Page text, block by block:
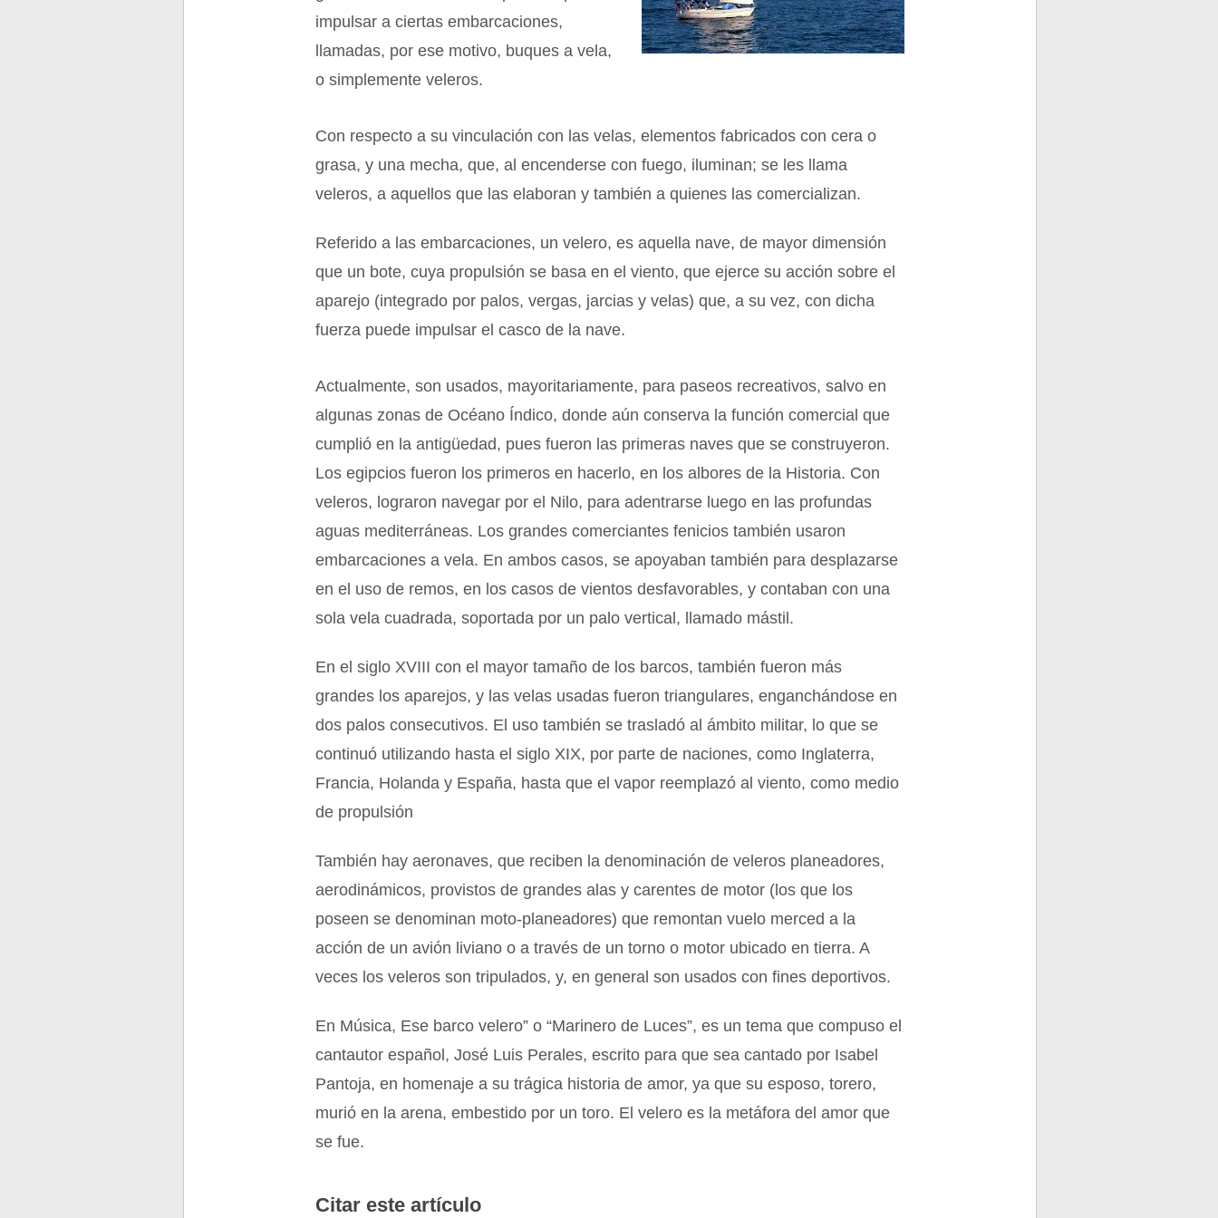
impulsar a ciertas embarcaciones,
llamadas, por ese motivo, buques a vela,
o simplemente veleros.
Con respecto a su vinculación con las velas, elementos fabricados con cera o
grasa, y una mecha, que, al encenderse con fuego, iluminan; se les llama
veleros, a aquellos que las elaboran y también a quienes las comercializan.
Referido a las embarcaciones, un velero, es aquella nave, de mayor dimensión
que un bote, cuya propulsión se basa en el viento, que ejerce su acción sobre el
aparejo (integrado por palos, vergas, jarcias y velas) que, a su vez, con dicha
fuerza puede impulsar el casco de la nave.
Actualmente, son usados, mayoritariamente, para paseos recreativos, salvo en
algunas zonas de Océano Índico, donde aún conserva la función comercial que
cumplió en la antigüedad, pues fueron las primeras naves que se construyeron.
Los egipcios fueron los primeros en hacerlo, en los albores de la Historia. Con
veleros, lograron navegar por el Nilo, para adentrarse luego en las profundas
aguas mediterráneas. Los grandes comerciantes fenicios también usaron
embarcaciones a vela. En ambos casos, se apoyaban también para desplazarse
en el uso de remos, en los casos de vientos desfavorables, y contaban con una
sola vela cuadrada, soportada por un palo vertical, llamado mástil.
En el siglo XVIII con el mayor tamaño de los barcos, también fueron más
grandes los aparejos, y las velas usadas fueron triangulares, enganchándose en
dos palos consecutivos. El uso también se trasladó al ámbito militar, lo que se
continuó utilizando hasta el siglo XIX, por parte de naciones, como Inglaterra,
Francia, Holanda y España, hasta que el vapor reemplazó al viento, como medio
de propulsión
También hay aeronaves, que reciben la denominación de veleros planeadores,
aerodinámicos, provistos de grandes alas y carentes de motor (los que los
poseen se denominan moto-planeadores) que remontan vuelo merced a la
acción de un avión liviano o a través de un torno o motor ubicado en tierra. A
veces los veleros son tripulados, y, en general son usados con fines deportivos.
En Música, Ese barco velero” o “Marinero de Luces”, es un tema que compuso el
cantautor español, José Luis Perales, escrito para que sea cantado por Isabel
Pantoja, en homenaje a su trágica historia de amor, ya que su esposo, torero,
murió en la arena, embestido por un toro. El velero es la metáfora del amor que
se fue.
Citar este artículo